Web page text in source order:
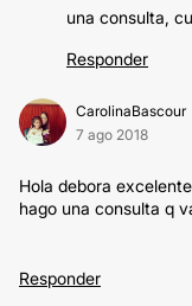
una consulta,
Responder
CarolinaBascour
7 ago 2018
Hola debora
hago una consulta q
Responder